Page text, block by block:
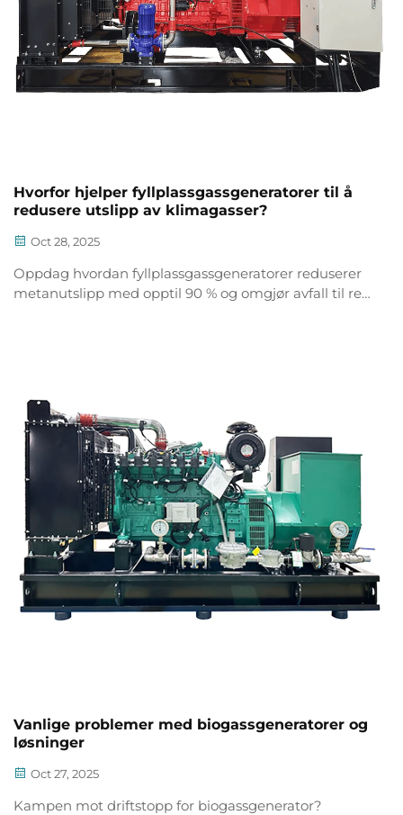
Hvorfor hjelper fyllplassgassgeneratorer til å
redusere utslipp av klimagasser?
Oct 28, 2025
Oppdag hvordan fyllplassgassgeneratorer reduserer
metanutslipp med opptil 90 % og omgjør avfall til ren
Vanlige problemer med biogassgeneratorer og
løsninger
Oct 27, 2025
Kampen mot driftstopp for biogassgenerator?